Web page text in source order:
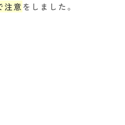
注意をしました。